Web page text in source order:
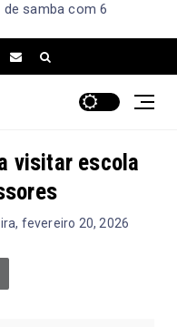
samba com 6
visitar escola
fevereiro 20, 2026